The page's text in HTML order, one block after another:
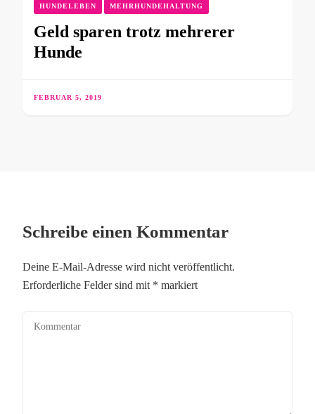
HUNDELEBEN MEHRHUNDEHALTUNG
Geld sparen trotz mehrerer
Hunde
FEBRUAR 5, 2019
Schreibe einen Kommentar
Deine E-Mail-Adresse wird nicht veröffentlicht.
Erforderliche Felder sind mit * markiert